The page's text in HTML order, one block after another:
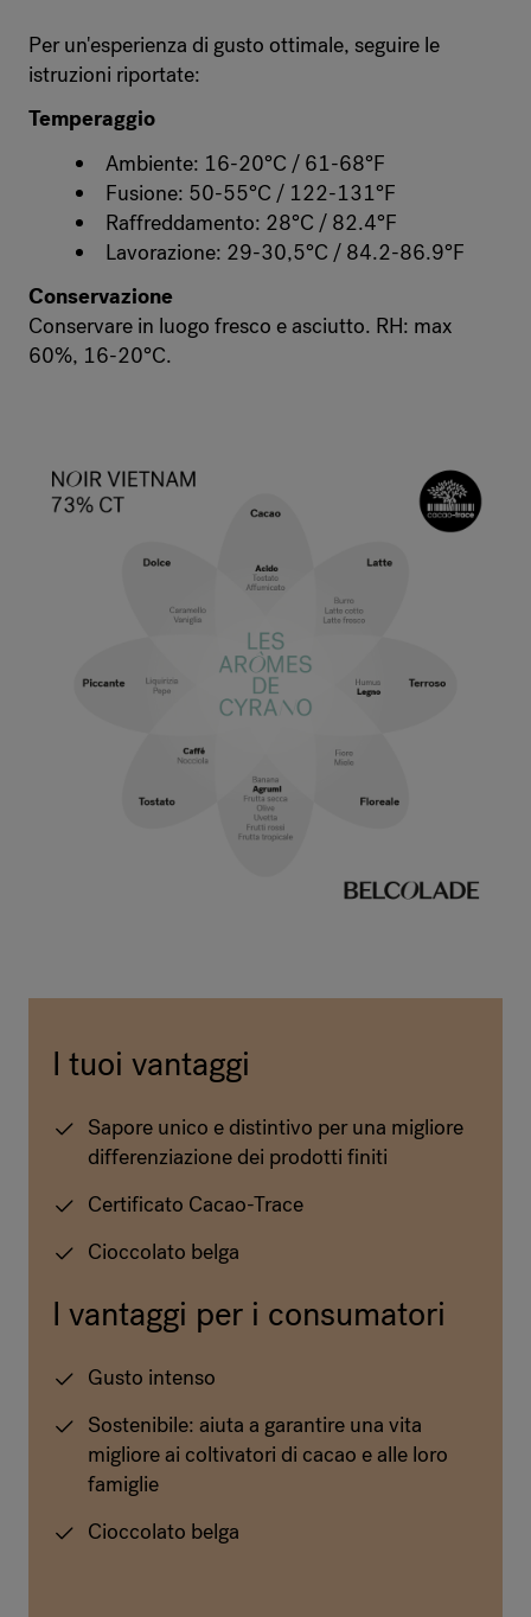
Per un'esperienza di gusto ottimale, seguire le
istruzioni riportate:
Temperaggio
Ambiente: 16-20°C / 61-68°F
Fusione: 50-55°C / 122-131°F
Raffreddamento: 28°C / 82.4°F
Lavorazione: 29-30,5°C / 84.2-86.9°F
Conservazione
Conservare in luogo fresco e asciutto. RH: max
60%, 16-20°C.
I tuoi vantaggi
Sapore unico e distintivo per una migliore
differenziazione dei prodotti finiti
Certificato Cacao-Trace
Cioccolato belga
I vantaggi per i consumatori
Gusto intenso
Sostenibile: aiuta a garantire una vita
migliore ai coltivatori di cacao e alle loro
famiglie
Cioccolato belga